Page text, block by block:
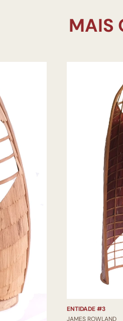
ENTIDADE #3
JAMES ROWLAND